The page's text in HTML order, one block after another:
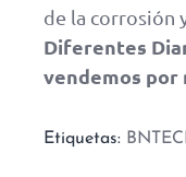
de la corrosión
Diferentes
vendemos por
Etiquetas: